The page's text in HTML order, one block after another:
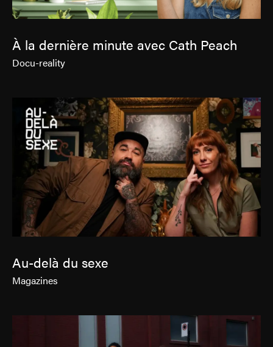
À la dernière minute avec Cath Peach
Docu-reality
Au-delà du sexe
Magazines